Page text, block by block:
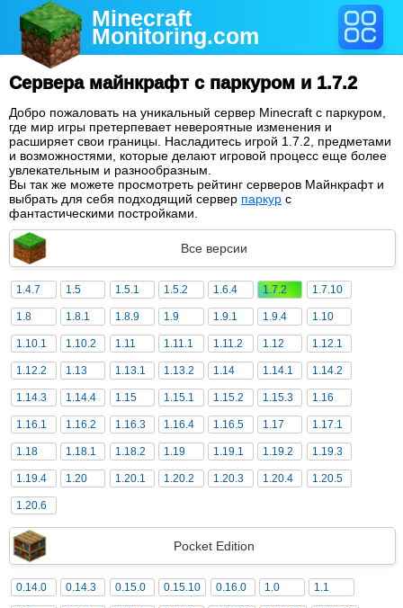
Minecraft
Monitoring.com
Сервера майнкрафт с паркуром и 1.7.2
Добро пожаловать на уникальный сервер Minecraft с паркуром,
где мир игры претерпевает невероятные изменения и
расширяет свои границы. Насладитесь игрой 1.7.2, предметами
и возможностями, которые делают игровой процесс еще более
увлекательным и разнообразным.
Вы так же можете просмотреть рейтинг серверов Майнкрафт и
выбрать для себя подходящий сервер паркур с
фантастическими постройками.
Все версии
1.4.7 1.5 1.5.1 1.5.2 1.6.4 1.7.2 1.7.10
1.8 1.8.1 1.8.9 1.9 1.9.1 1.9.4 1.10
1.10.1 1.10.2 1.11 1.11.1 1.11.2 1.12 1.12.1
1.12.2 1.13 1.13.1 1.13.2 1.14 1.14.1 1.14.2
1.14.3 1.14.4 1.15 1.15.1 1.15.2 1.15.3 1.16
1.16.1 1.16.2 1.16.3 1.16.4 1.16.5 1.17 1.17.1
1.18 1.18.1 1.18.2 1.19 1.19.1 1.19.2 1.19.3
1.19.4 1.20 1.20.1 1.20.2 1.20.3 1.20.4 1.20.5
1.20.6
Pocket Edition
0.14.0 0.14.3 0.15.0 0.15.10 0.16.0 1.0 1.1